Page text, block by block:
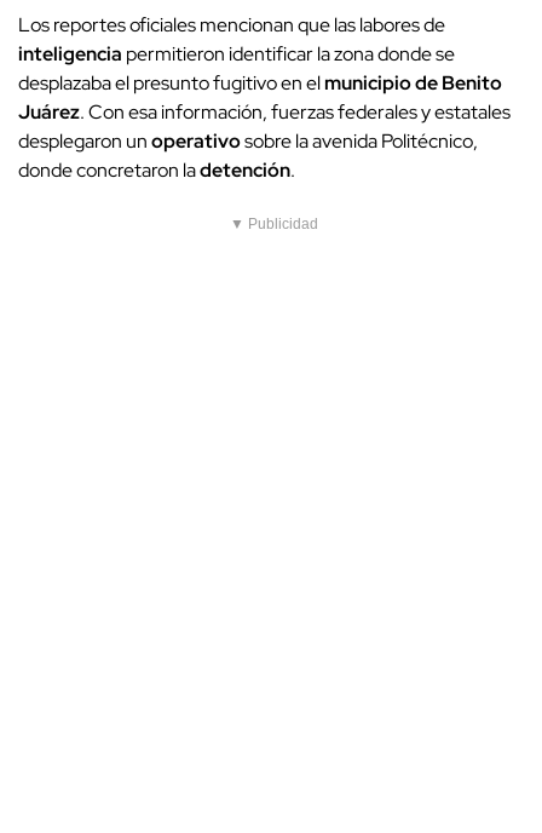
Los reportes oficiales mencionan que las labores de
inteligencia permitieron identificar la zona donde se
desplazaba el presunto fugitivo en elmunicipio de Benito
Juárez. Con esa información, fuerzas federales y estatales
desplegaron unoperativosobre la avenida Politécnico,
donde concretaron ladetención.
▼ Publicidad